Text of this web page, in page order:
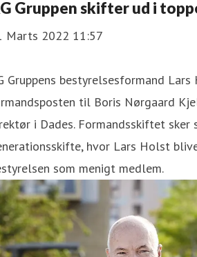
Gruppen skifter ud i
Marts 2022 11:57
Gruppens bestyrelsesformand
til Boris Nørgaard
i Dades. Formandsskiftet sker
hvor Lars Holst
som menigt medlem.